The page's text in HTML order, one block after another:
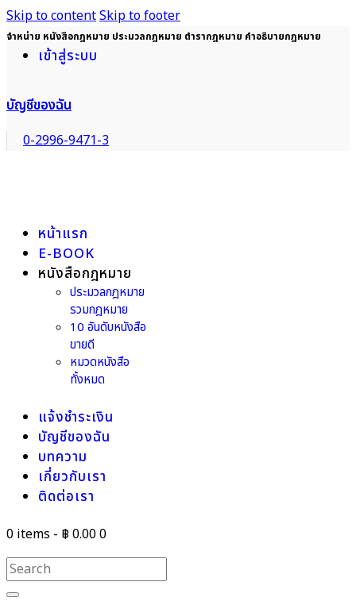
Skip to contentSkip to footer
จำหน่าย หนังสือกฎหมาย ประมวลกฎหมาย ตำรากฎหมาย คำอธิบายกฎหมาย
เข้าสู่ระบบ
บัญชีของฉัน
0-2996-9471-3
หน้าแรก
E-BOOK
หนังสือกฎหมาย
ประมวลกฎหมาย
รวมกฎหมาย
10 อันดับหนังสือ
ขายดี
หมวดหนังสือ
ทั้งหมด
แจ้งชำระเงิน
บัญชีของฉัน
บทความ
เกี่ยวกับเรา
ติดต่อเรา
0 items - ฿ 0.000